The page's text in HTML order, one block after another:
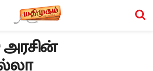
அரசின்